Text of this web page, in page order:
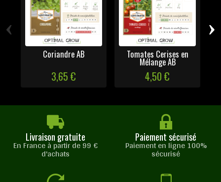
Coriandre AB
3,65 €
Tomates Cerises en
Mélange AB
4,50 €
‹ ›
Livraison gratuite
En France à partir de 99 €
d'achats
Paiement sécurisé
Paiement en ligne 100%
sécurisé